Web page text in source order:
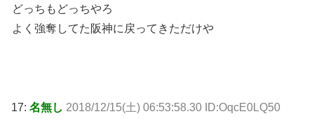
どっちもどっちやろ
よく強奪してた阪神に戻ってきただけや
17: 名無し 2018/12/15(土) 06:53:58.30 ID:OqcE0LQ50